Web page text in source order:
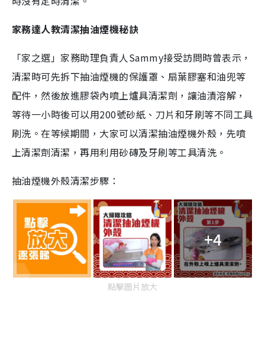
家務達人教清潔抽油煙機秘訣
「家之選」家務助理負責人Sammy接受訪問時曾表示，
清潔時可先拆下抽油煙機的保護罩、扇葉膠塞和油兜等
配件，然後放進膠袋內噴上爐具清潔劑，讓油漬溶解，
等待一小時後可以用200號砂紙、刀片和牙刷等不同工具
刷洗。在等候期間，大家可以清潔抽油煙機外殼，先噴
上清潔劑清潔，再用利用砂磚及牙刷等工具清洗。
抽油煙機外殼清潔步驟：
+4
點擊圖片放大